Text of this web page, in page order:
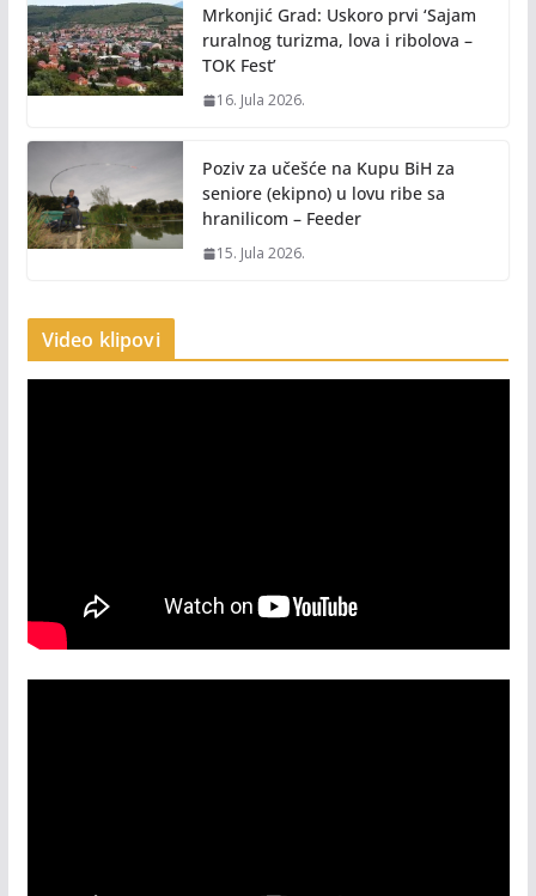
Mrkonjić Grad: Uskoro prvi ‘Sajam
ruralnog turizma, lova i ribolova –
TOK Fest’
16. Jula 2026.
Poziv za učešće na Kupu BiH za
seniore (ekipno) u lovu ribe sa
hranilicom – Feeder
15. Jula 2026.
Video klipovi